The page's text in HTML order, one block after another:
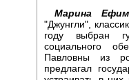
Марина
"Джунгли",
году выбран
социального
Павловны из
предлагал